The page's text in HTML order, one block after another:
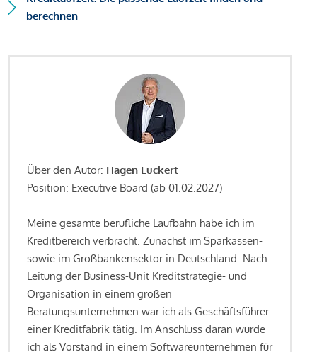
berechnen
Über den Autor: Hagen Luckert
Position: Executive Board (ab 01.02.2027)
Meine gesamte berufliche Laufbahn habe ich im
Kreditbereich verbracht. Zunächst im Sparkassen-
sowie im Großbankensektor in Deutschland. Nach
Leitung der Business-Unit Kreditstrategie- und
Organisation in einem großen
Beratungsunternehmen war ich als Geschäftsführer
einer Kreditfabrik tätig. Im Anschluss daran wurde
ich als Vorstand in einem Softwareunternehmen für